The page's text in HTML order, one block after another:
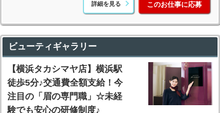
詳細を見る このお仕事に応募
ビューティギャラリー
【横浜タカシマヤ店】横浜駅
徒歩5分♪交通費全額支給！今
注目の「眉の専門職」☆未経
験でも安心の研修制度♪